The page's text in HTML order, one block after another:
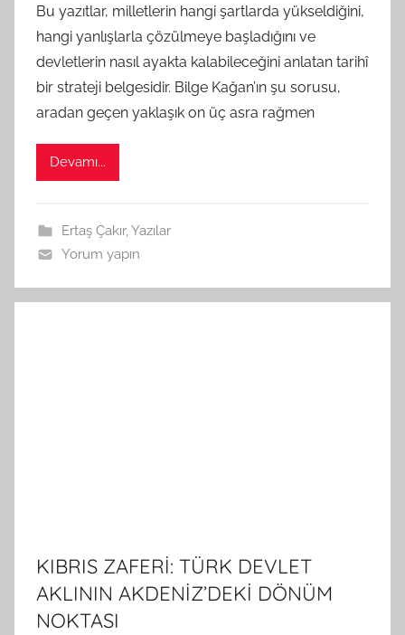
t
a
r
a
f
Bu yazıtlar, milletlerin hangi şartlarda yükseldiğini,
hangi yanlışlarla çözülmeye başladığını ve
devletlerin nasıl ayakta kalabileceğini anlatan tarihî
bir strateji belgesidir. Bilge Kağan’ın şu sorusu,
aradan geçen yaklaşık on üç asra rağmen
Devamı...
Ertaş Çakır, Yazılar
Yorum yapın
KIBRIS ZAFERİ: TÜRK DEVLET
AKLININ AKDENİZ’DEKİ DÖNÜM
NOKTASI